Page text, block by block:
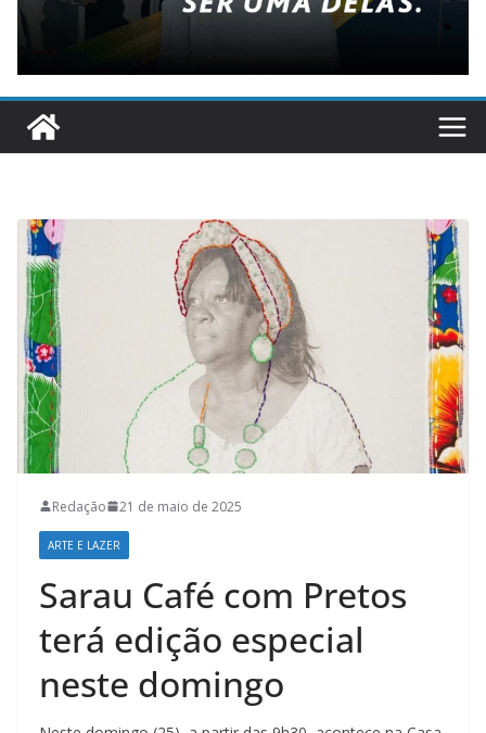
Redação 21 de maio de 2025
ARTE E LAZER
Sarau Café com Pretos
terá edição especial
neste domingo